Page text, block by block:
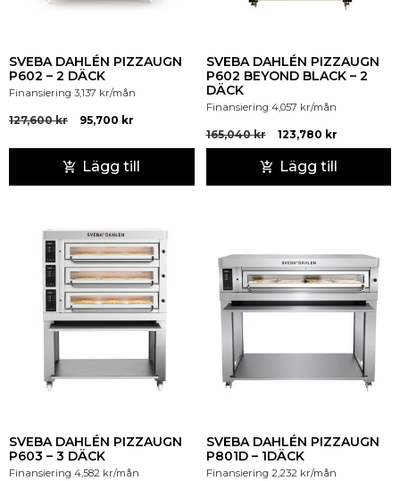
SVEBA DAHLÉN PIZZAUGN
P602 – 2 DÄCK
Finansiering 3,137 kr/mån
127,600kr 95,700 kr
Lägg till
SVEBA DAHLÉN PIZZAUGN
P602 BEYOND BLACK – 2
DÄCK
Finansiering 4,057 kr/mån
165,040kr 123,780 kr
Lägg till
SVEBA DAHLÉN PIZZAUGN
P603 – 3 DÄCK
Finansiering 4,582 kr/mån
SVEBA DAHLÉN PIZZAUGN
P801D – 1DÄCK
Finansiering 2,232 kr/mån